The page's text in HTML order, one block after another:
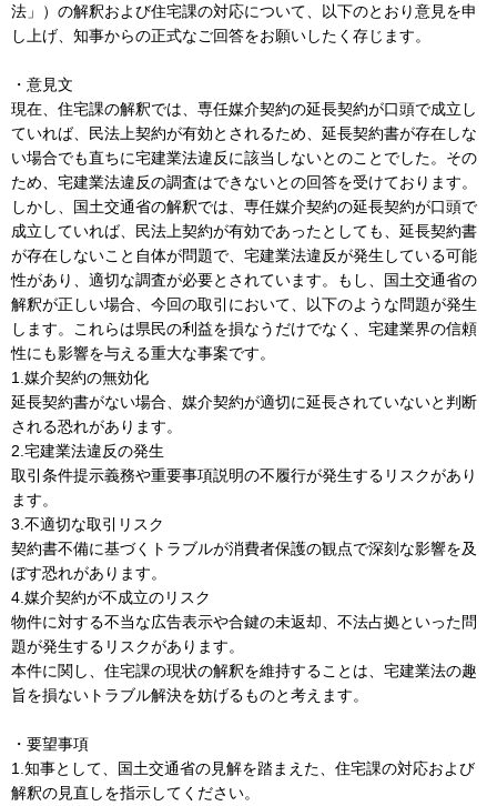
法」）の解釈および住宅課の対応について、以下のとおり意見を申
し上げ、知事からの正式なご回答をお願いしたく存じます。
・意見文
現在、住宅課の解釈では、専任媒介契約の延長契約が口頭で成立し
ていれば、民法上契約が有効とされるため、延長契約書が存在しな
い場合でも直ちに宅建業法違反に該当しないとのことでした。その
ため、宅建業法違反の調査はできないとの回答を受けております。
しかし、国土交通省の解釈では、専任媒介契約の延長契約が口頭で
成立していれば、民法上契約が有効であったとしても、延長契約書
が存在しないこと自体が問題で、宅建業法違反が発生している可能
性があり、適切な調査が必要とされています。もし、国土交通省の
解釈が正しい場合、今回の取引において、以下のような問題が発生
します。これらは県民の利益を損なうだけでなく、宅建業界の信頼
性にも影響を与える重大な事案です。
1.媒介契約の無効化
延長契約書がない場合、媒介契約が適切に延長されていないと判断
される恐れがあります。
2.宅建業法違反の発生
取引条件提示義務や重要事項説明の不履行が発生するリスクがあり
ます。
3.不適切な取引リスク
契約書不備に基づくトラブルが消費者保護の観点で深刻な影響を及
ぼす恐れがあります。
4.媒介契約が不成立のリスク
物件に対する不当な広告表示や合鍵の未返却、不法占拠といった問
題が発生するリスクがあります。
本件に関し、住宅課の現状の解釈を維持することは、宅建業法の趣
旨を損ないトラブル解決を妨げるものと考えます。
・要望事項
1.知事として、国土交通省の見解を踏まえた、住宅課の対応および
解釈の見直しを指示してください。